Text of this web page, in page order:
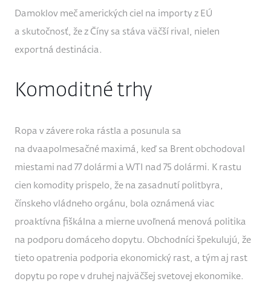
Damoklov meč amerických ciel na importy z EÚ
a skutočnosť, že z Číny sa stáva väčší rival, nielen
exportná destinácia.
Komoditné trhy
Ropa v závere roka rástla a posunula sa
na dvaapolmesačné maximá, keď sa Brent obchodoval
miestami nad 77 dolármi a WTI nad 75 dolármi. K rastu
cien komodity prispelo, že na zasadnutí politbyra,
čínskeho vládneho orgánu, bola oznámená viac
proaktívna fiškálna a mierne uvoľnená menová politika
na podporu domáceho dopytu. Obchodníci špekulujú, že
tieto opatrenia podporia ekonomický rast, a tým aj rast
dopytu po rope v druhej najväčšej svetovej ekonomike.